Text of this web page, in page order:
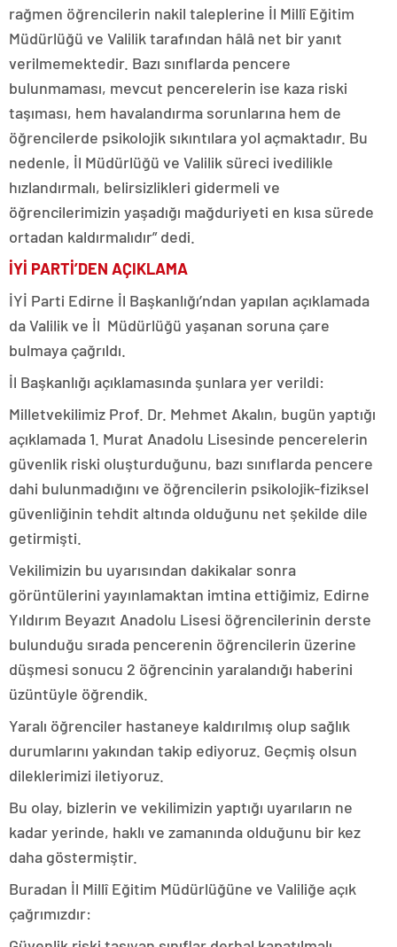
rağmen öğrencilerin nakil taleplerine İl Millî Eğitim
Müdürlüğü ve Valilik tarafından hâlâ net bir yanıt
verilmemektedir. Bazı sınıflarda pencere
bulunmaması, mevcut pencerelerin ise kaza riski
taşıması, hem havalandırma sorunlarına hem de
öğrencilerde psikolojik sıkıntılara yol açmaktadır. Bu
nedenle, İl Müdürlüğü ve Valilik süreci ivedilikle
hızlandırmalı, belirsizlikleri gidermeli ve
öğrencilerimizin yaşadığı mağduriyeti en kısa sürede
ortadan kaldırmalıdır” dedi.
İYİ PARTİ’DEN AÇIKLAMA
İYİ Parti Edirne İl Başkanlığı’ndan yapılan açıklamada
da Valilik ve İl Müdürlüğü yaşanan soruna çare
bulmaya çağrıldı.
İl Başkanlığı açıklamasında şunlara yer verildi:
Milletvekilimiz Prof. Dr. Mehmet Akalın, bugün yaptığı
açıklamada 1. Murat Anadolu Lisesinde pencerelerin
güvenlik riski oluşturduğunu, bazı sınıflarda pencere
dahi bulunmadığını ve öğrencilerin psikolojik-fiziksel
güvenliğinin tehdit altında olduğunu net şekilde dile
getirmişti.
Vekilimizin bu uyarısından dakikalar sonra
görüntülerini yayınlamaktan imtina ettiğimiz, Edirne
Yıldırım Beyazıt Anadolu Lisesi öğrencilerinin derste
bulunduğu sırada pencerenin öğrencilerin üzerine
düşmesi sonucu 2 öğrencinin yaralandığı haberini
üzüntüyle öğrendik.
Yaralı öğrenciler hastaneye kaldırılmış olup sağlık
durumlarını yakından takip ediyoruz. Geçmiş olsun
dileklerimizi iletiyoruz.
Bu olay, bizlerin ve vekilimizin yaptığı uyarıların ne
kadar yerinde, haklı ve zamanında olduğunu bir kez
daha göstermiştir.
Buradan İl Millî Eğitim Müdürlüğüne ve Valiliğe açık
çağrımızdır: